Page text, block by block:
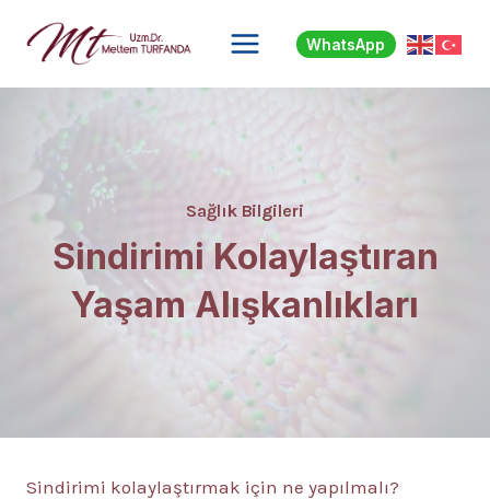
WhatsApp
Sağlık Bilgileri
Sindirimi Kolaylaştıran
Yaşam Alışkanlıkları
Sindirimi kolaylaştırmak için ne yapılmalı?